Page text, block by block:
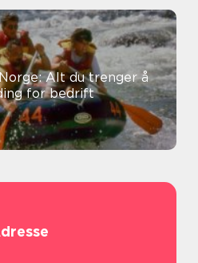
Alt du trenger å
for bedrift